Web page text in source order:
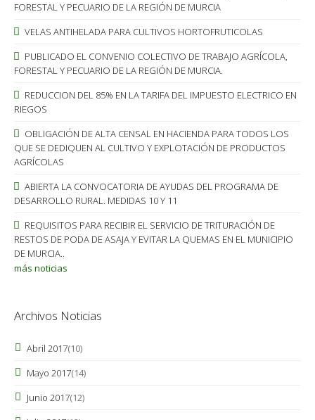
FORESTAL Y PECUARIO DE LA REGIÓN DE MURCIA
VELAS ANTIHELADA PARA CULTIVOS HORTOFRUTICOLAS
PUBLICADO EL CONVENIO COLECTIVO DE TRABAJO AGRÍCOLA,
FORESTAL Y PECUARIO DE LA REGIÓN DE MURCIA.
REDUCCION DEL 85% EN LA TARIFA DEL IMPUESTO ELECTRICO EN
RIEGOS
OBLIGACIÓN DE ALTA CENSAL EN HACIENDA PARA TODOS LOS
QUE SE DEDIQUEN AL CULTIVO Y EXPLOTACIÓN DE PRODUCTOS
AGRÍCOLAS
ABIERTA LA CONVOCATORIA DE AYUDAS DEL PROGRAMA DE
DESARROLLO RURAL. MEDIDAS 10 Y 11
REQUISITOS PARA RECIBIR EL SERVICIO DE TRITURACIÓN DE
RESTOS DE PODA DE ASAJA Y EVITAR LA QUEMAS EN EL MUNICIPIO
DE MURCIA..
más noticias
Archivos Noticias
Abril 2017(10)
Mayo 2017(14)
Junio 2017(12)